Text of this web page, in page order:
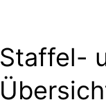
Staffel-